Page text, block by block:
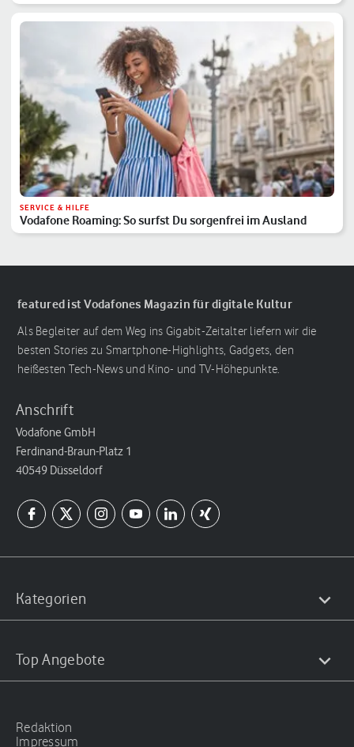
SERVICE & HILFE
Vodafone Roaming: So surfst Du sorgenfrei im Ausland
featured ist Vodafones Magazin für digitale Kultur
Als Begleiter auf dem Weg ins Gigabit-Zeitalter liefern wir die
besten Stories zu Smartphone-Highlights, Gadgets, den
heißesten Tech-News und Kino- und TV-Höhepunkte.
Anschrift
Vodafone GmbH
Ferdinand-Braun-Platz 1
40549 Düsseldorf
Kategorien
Top Angebote
Redaktion
Impressum